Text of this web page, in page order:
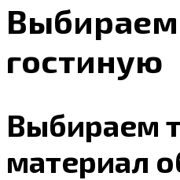
Выбираем
гостиную
Выбираем
материал